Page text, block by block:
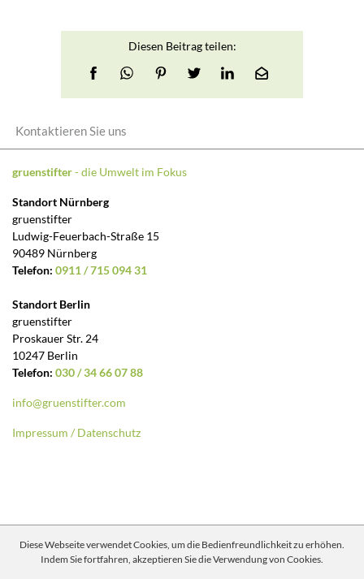
Diesen Beitrag teilen:
Kontaktieren Sie uns
gruenstifter- die Umwelt im Fokus
Standort Nürnberg
gruenstifter
Ludwig-Feuerbach-Straße 15
90489 Nürnberg
Telefon: 0911 / 715 094 31
Standort Berlin
gruenstifter
Proskauer Str. 24
10247 Berlin
Telefon: 030 / 34 66 07 88
info@gruenstifter.com
Impressum / Datenschutz
Diese Webseite verwendet Cookies, um die Bedienfreundlichkeit zu erhöhen.
Indem Sie fortfahren, akzeptieren Sie die Verwendung von Cookies.